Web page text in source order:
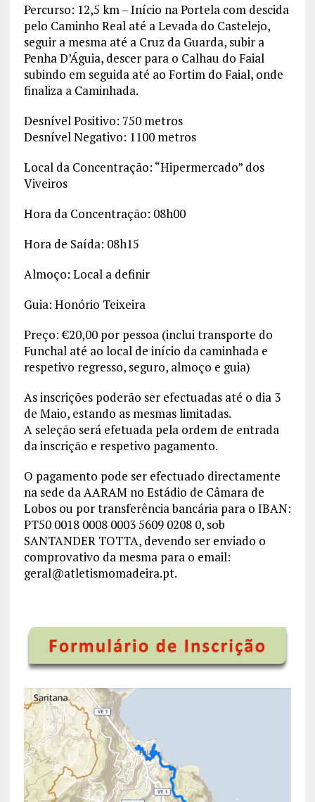
Percurso: 12,5 km – Início na Portela com descida
pelo Caminho Real até a Levada do Castelejo,
seguir a mesma até a Cruz da Guarda, subir a
Penha D’Águia, descer para o Calhau do Faial
subindo em seguida até ao Fortim do Faial, onde
finaliza a Caminhada.
Desnível Positivo: 750 metros
Desnível Negativo: 1100 metros
Local da Concentração: “Hipermercado” dos
Viveiros
Hora da Concentração: 08h00
Hora de Saída: 08h15
Almoço: Local a definir
Guia: Honório Teixeira
Preço: €20,00 por pessoa (inclui transporte do
Funchal até ao local de início da caminhada e
respetivo regresso, seguro, almoço e guia)
As inscrições poderão ser efectuadas até o dia 3
de Maio, estando as mesmas limitadas.
A seleção será efetuada pela ordem de entrada
da inscrição e respetivo pagamento.
O pagamento pode ser efectuado directamente
na sede da AARAM no Estádio de Câmara de
Lobos ou por transferência bancária para o IBAN:
PT50 0018 0008 0003 5609 0208 0, sob
SANTANDER TOTTA, devendo ser enviado o
comprovativo da mesma para o email:
geral@atletismomadeira.pt.